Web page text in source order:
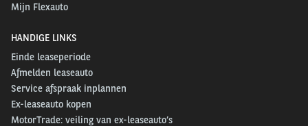
Mijn Flexauto
HANDIGE LINKS
Einde leaseperiode
Afmelden leaseauto
Service afspraak inplannen
Ex-leaseauto kopen
MotorTrade: veiling van ex-leaseauto’s